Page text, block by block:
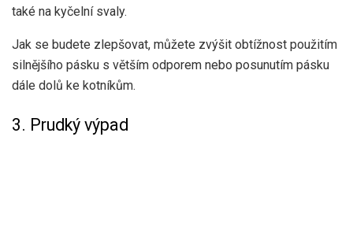
také na kyčelní svaly.
Jak se budete zlepšovat, můžete zvýšit obtížnost použitím
silnějšího pásku s větším odporem nebo posunutím pásku
dále dolů ke kotníkům.
3. Prudký výpad